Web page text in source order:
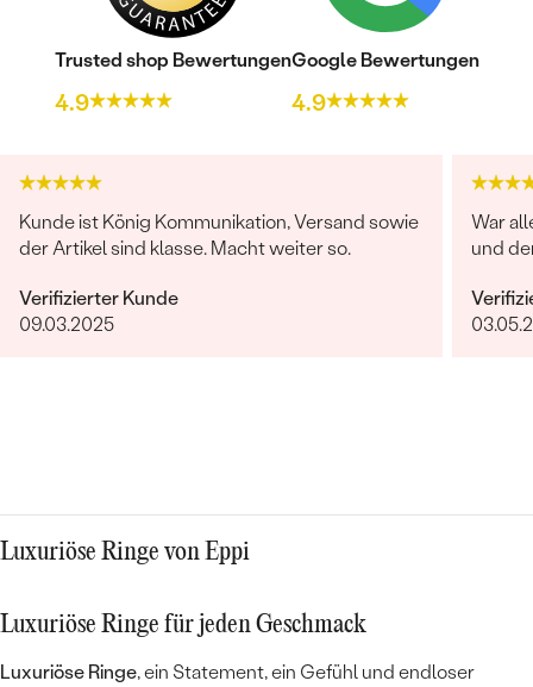
Trusted shop Bewertungen
4.9
Google Bewertungen
4.9
Kunde ist König Kommunikation, Versand sowie
der Artikel sind klasse. Macht weiter so.
Verifizierter Kunde
09.03.2025
War
und
Luxuriöse Ringe von Eppi
Luxuriöse Ringe für jeden Geschmack
Luxuriöse Ringe, ein Statement, ein Gefühl und endloser